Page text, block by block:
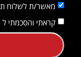
מאשר/ת לשלוח
קראתי והסכמתי ל